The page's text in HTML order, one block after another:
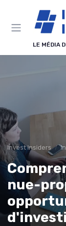
LE MÉDIA
Invest Insiders
nue-